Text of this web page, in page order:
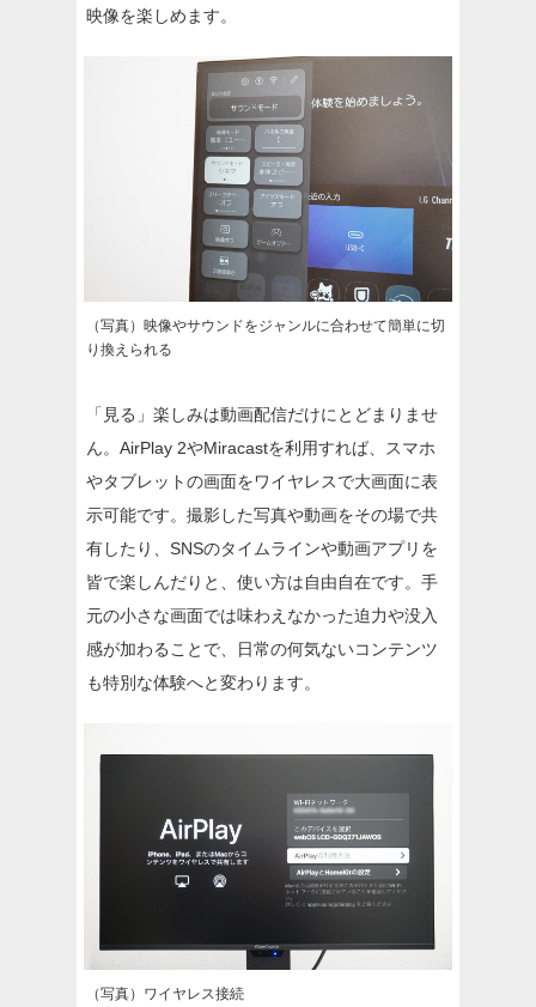
映像を楽しめます。
（写真）映像やサウンドをジャンルに合わせて簡単に切
り換えられる
「見る」楽しみは動画配信だけにとどまりませ
ん。AirPlay 2やMiracastを利用すれば、スマホ
やタブレットの画面をワイヤレスで大画面に表
示可能です。撮影した写真や動画をその場で共
有したり、SNSのタイムラインや動画アプリを
皆で楽しんだりと、使い方は自由自在です。手
元の小さな画面では味わえなかった迫力や没入
感が加わることで、日常の何気ないコンテンツ
も特別な体験へと変わります。
（写真）ワイヤレス接続